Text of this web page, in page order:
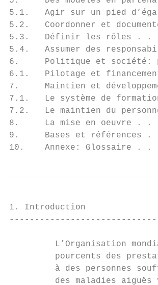
5.1.   Agir sur un
5.2.   Coordonner et
5.3.   Définir les
5.4.   Assumer des
6.     Politique et
6.1.   Pilotage et
7.     Maintien et
7.1.   Le système de
7.2.   Le maintien du
8.     La mise en
9.     Bases et
10.    Annexe:
1. Introduction
L’Organisation
pourcents des
à des personnes
des maladies aiguës